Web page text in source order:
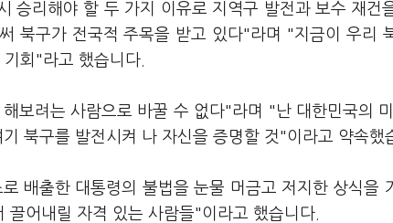
승리해야 할 두 가지 이유로 지역구 발전과 보수 재건
북구가 전국적 주목을 받고 있다"라며 "지금이 우리
회"라고 했습니다.
보려는 사람으로 바꿀 수 없다"라며 "난 대한민국의
북구를 발전시켜 나 자신을 증명할 것"이라고 약속했
배출한 대통령의 불법을 눈물 머금고 저지한 상식을
끌어내릴 자격 있는 사람들"이라고 했습니다.